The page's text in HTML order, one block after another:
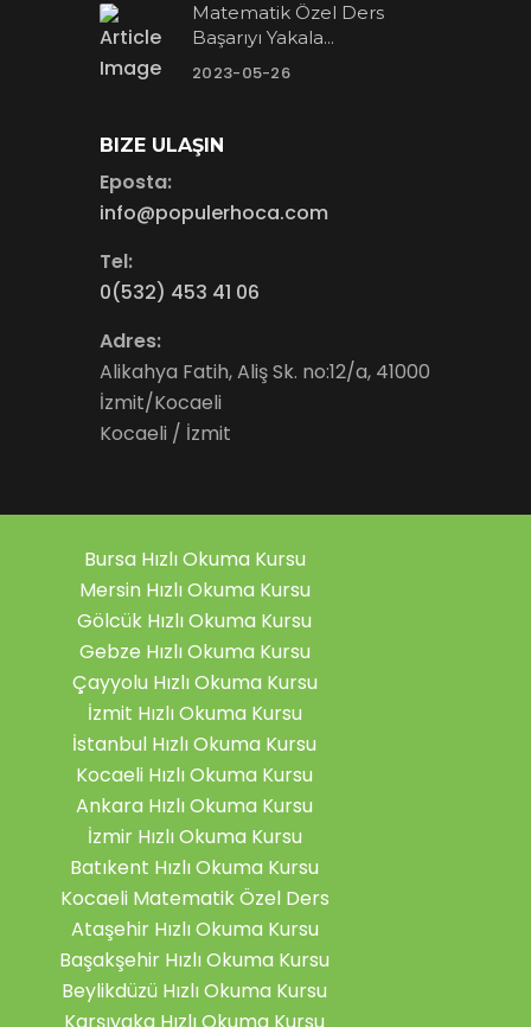
Matematik Özel Ders
Başarıyı Yakala...
2023-05-26
BIZE ULAŞIN
Eposta:
info@populerhoca.com
Tel:
0(532) 453 41 06
Adres:
Alikahya Fatih, Aliş Sk. no:12/a, 41000
İzmit/Kocaeli
Kocaeli / İzmit
Bursa Hızlı Okuma Kursu
Mersin Hızlı Okuma Kursu
Gölcük Hızlı Okuma Kursu
Gebze Hızlı Okuma Kursu
Çayyolu Hızlı Okuma Kursu
İzmit Hızlı Okuma Kursu
İstanbul Hızlı Okuma Kursu
Kocaeli Hızlı Okuma Kursu
Ankara Hızlı Okuma Kursu
İzmir Hızlı Okuma Kursu
Batıkent Hızlı Okuma Kursu
Kocaeli Matematik Özel Ders
Ataşehir Hızlı Okuma Kursu
Başakşehir Hızlı Okuma Kursu
Beylikdüzü Hızlı Okuma Kursu